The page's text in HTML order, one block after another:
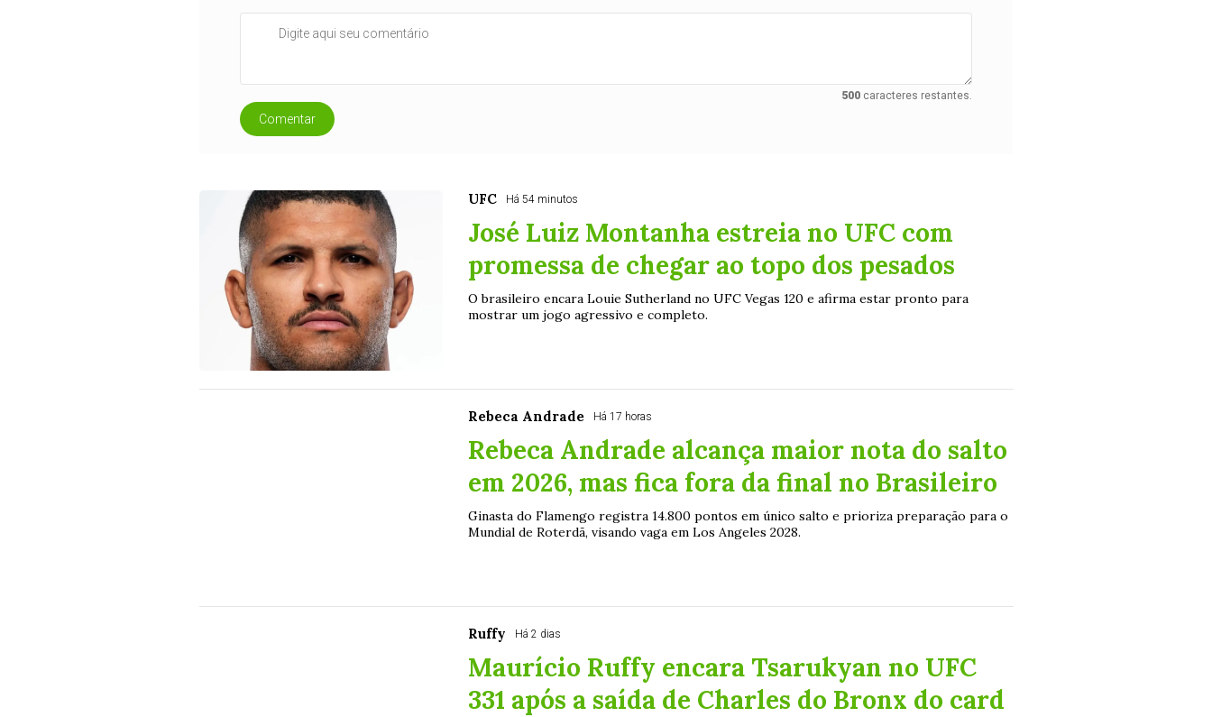
500 caracteres restantes.
Comentar
UFC Há 54 minutos
José Luiz Montanha estreia no UFC com
promessa de chegar ao topo dos pesados
O brasileiro encara Louie Sutherland no UFC Vegas 120 e afirma estar pronto para
mostrar um jogo agressivo e completo.
Rebeca Andrade Há 17 horas
Rebeca Andrade alcança maior nota do salto
em 2026, mas fica fora da final no Brasileiro
Ginasta do Flamengo registra 14.800 pontos em único salto e prioriza preparação para o
Mundial de Roterdã, visando vaga em Los Angeles 2028.
Ruffy Há 2 dias
Maurício Ruffy encara Tsarukyan no UFC
331 após a saída de Charles do Bronx do card